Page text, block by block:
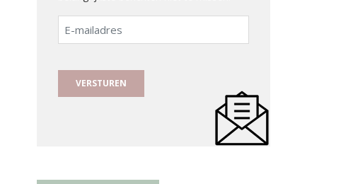
E-
mailadres